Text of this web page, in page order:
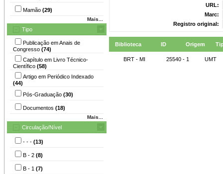
Mamão (29)
Mais...
Tipo
Publicação em Anais de
Congresso (74)
Capítulo em Livro Técnico-
Científico (58)
Artigo em Periódico Indexado
(44)
Pós-Graduação (30)
Documentos (18)
Mais...
Circulação/Nível
- - - (13)
B - 2 (8)
B - 1 (7)
URL:
Marc:
Registro original:
Biblioteca ID Origem
BRT - MI 25540 - 1 UMT